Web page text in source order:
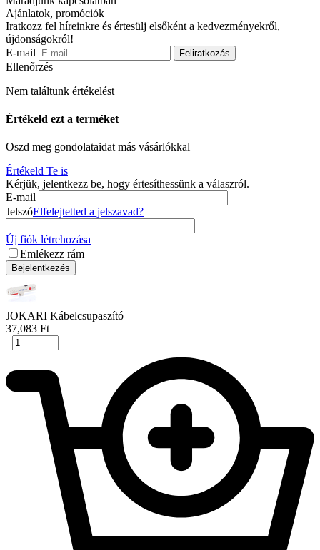
Ajánlatok, promóciók
Iratkozz fel híreinkre és értesülj elsőként a kedvezményekről,
újdonságokról!
E-mail
Feliratkozás
Ellenőrzés
Nem találtunk értékelést
Értékeld ezt a terméket
Oszd meg gondolataidat más vásárlókkal
Értékeld Te is
Kérjük, jelentkezz be, hogy értesíthessünk a válaszról.
E-mail
JelszóElfelejtetted a jelszavad?
Új fiók létrehozása
Emlékezz rám
Bejelentkezés
JOKARI Kábelcsupaszító
37,083 Ft
+
−